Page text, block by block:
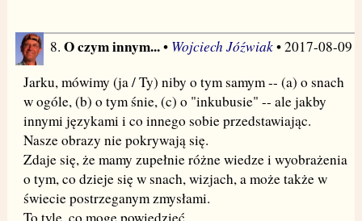
8. O czym innym...• Wojciech Jóźwiak• 2017-08-09
Jarku, mówimy (ja / Ty) niby o tym samym -- (a) o snach
w ogóle, (b) o tym śnie, (c) o "inkubusie" -- ale jakby
innymi językami i co innego sobie przedstawiając.
Nasze obrazy nie pokrywają się.
Zdaje się, że mamy zupełnie różne wiedze i wyobrażenia
o tym, co dzieje się w snach, wizjach, a może także w
świecie postrzeganym zmysłami.